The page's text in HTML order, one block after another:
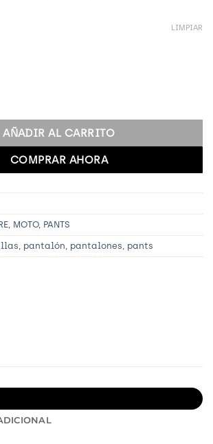
LIMPIAR
AÑADIR AL CARRITO
COMPRAR AHORA
, MOTO, PANTS
, pantalón, pantalones, pants